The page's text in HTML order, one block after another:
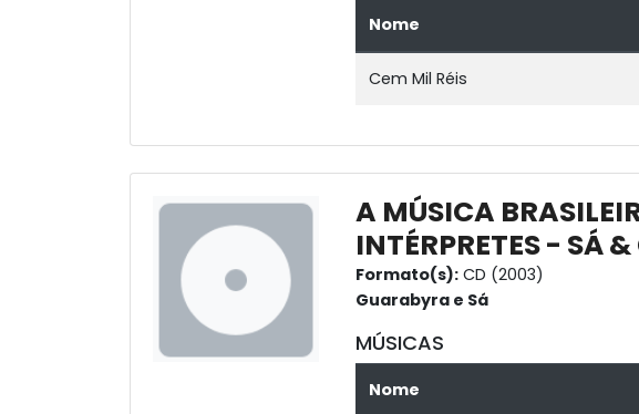
Nome
Cem Mil Réis
A MÚSICA
INTÉRPRETES - SÁ
Formato(s): CD (2003)
Guarabyra e Sá
MÚSICAS
Nome